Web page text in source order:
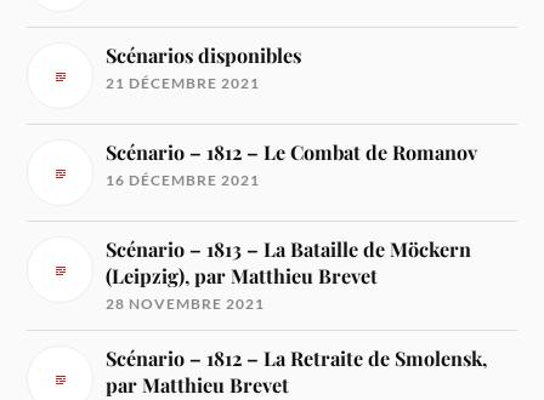
Scénarios disponibles
21 DÉCEMBRE 2021
Scénario – 1812 – Le Combat de Romanov
16 DÉCEMBRE 2021
Scénario – 1813 – La Bataille de Möckern
(Leipzig), par Matthieu Brevet
28 NOVEMBRE 2021
Scénario – 1812 – La Retraite de Smolensk,
par Matthieu Brevet